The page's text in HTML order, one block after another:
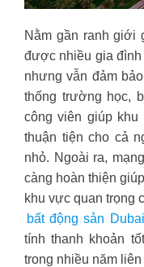
Nằm gần ranh giới
được nhiều gia
nhưng vẫn đảm
thống trường học,
công viên giúp
thuận tiện cho cả
nhỏ. Ngoài ra,
càng hoàn thiện
khu vực quan trọng
bất động sản Dubai
tính thanh khoản
trong nhiều năm liên